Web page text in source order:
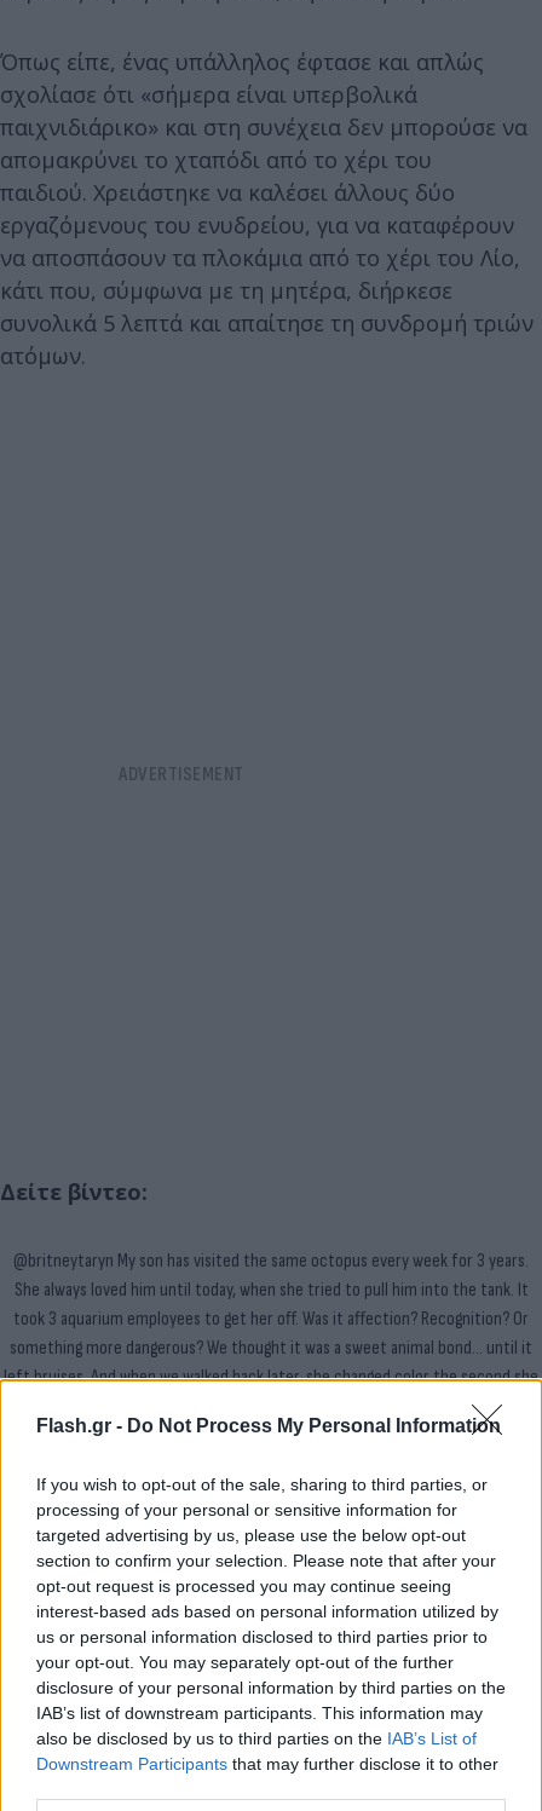
Flash.gr - Do Not Process My Personal Information
If you wish to opt-out of the sale, sharing to third parties, or
processing of your personal or sensitive information for
targeted advertising by us, please use the below opt-out
section to confirm your selection. Please note that after your
opt-out request is processed you may continue seeing
interest-based ads based on personal information utilized by
us or personal information disclosed to third parties prior to
your opt-out. You may separately opt-out of the further
disclosure of your personal information by third parties on the
IAB’s list of downstream participants. This information may
also be disclosed by us to third parties on the IAB’s List of
Downstream Participants that may further disclose it to other
Όπως είπε, ένας υπάλληλος έφτασε και απλώς
σχολίασε ότι «σήμερα είναι υπερβολικά
παιχνιδιάρικο» και στη συνέχεια δεν μπορούσε να
απομακρύνει το χταπόδι από το χέρι του
παιδιού. Χρειάστηκε να καλέσει άλλους δύο
εργαζόμενους του ενυδρείου, για να καταφέρουν
να αποσπάσουν τα πλοκάμια από το χέρι του Λίο,
κάτι που, σύμφωνα με τη μητέρα, διήρκεσε
συνολικά 5 λεπτά και απαίτησε τη συνδρομή τριών
ατόμων.
Δείτε βίντεο:
@britneytaryn My son has visited the same octopus every week for 3 years.
She always loved him until today, when she tried to pull him into the tank. It
took 3 aquarium employees to get her off. Was it affection? Recognition? Or
something more dangerous? We thought it was a sweet animal bond… until it
left bruises. And when we walked back later, she changed color the second she
saw him. 🎥 Watch til the end. 💬 Tell me: Was this love or a warning sign? 🧠
Octopus experts, weigh in.#Octopus#AquariumStory #AnimalBondGoneWrong
♬ original sound - Britney Taryn
Τα σημάδια που άφησε το χταπόδι στο χέρι του 6χρονου
Όπως αναφέρει το δημοσίευμα, ο Λίο υπέστη
μώλωπες από τις βεντούζες, σε σκούρο μωβ
χρώμα, που κάλυπταν όλο το δεξί του χέρι, από
τον καρπό έως τη μασχάλη, όπως φαίνεται και στο
βίντεο